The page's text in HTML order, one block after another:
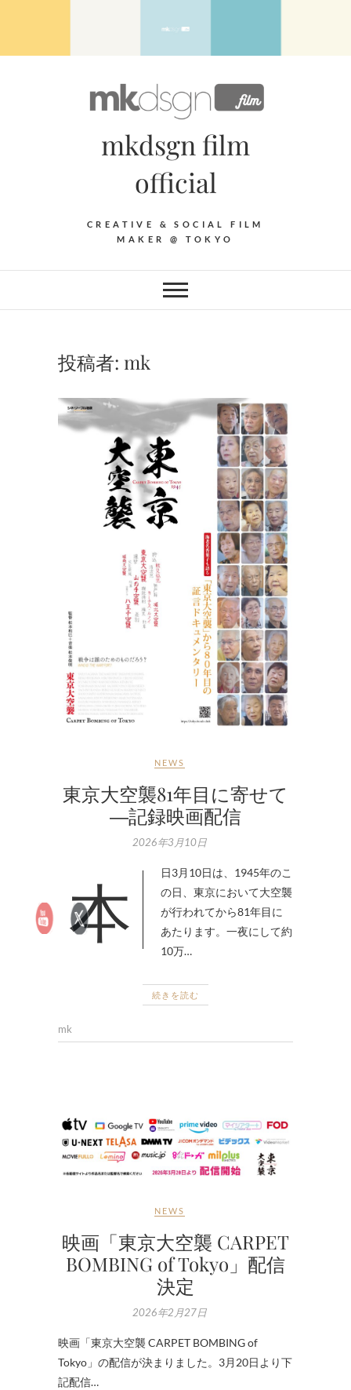
mkdsgn film
official
CREATIVE & SOCIAL FILM
MAKER @ TOKYO
投稿者: mk
NEWS
東京大空襲81年目に寄せて
―記録映画配信
2026年3月10日
本日3月10日は、1945年のこ
の日、東京において大空襲
が行われてから81年目に
あたります。一夜にして約
10万…
続きを読む
mk
NEWS
映画「東京大空襲 CARPET
BOMBING of Tokyo」配信
決定
2026年2月27日
映画「東京大空襲 CARPET BOMBING of
Tokyo」の配信が決まりました。3月20日より下
記配信…